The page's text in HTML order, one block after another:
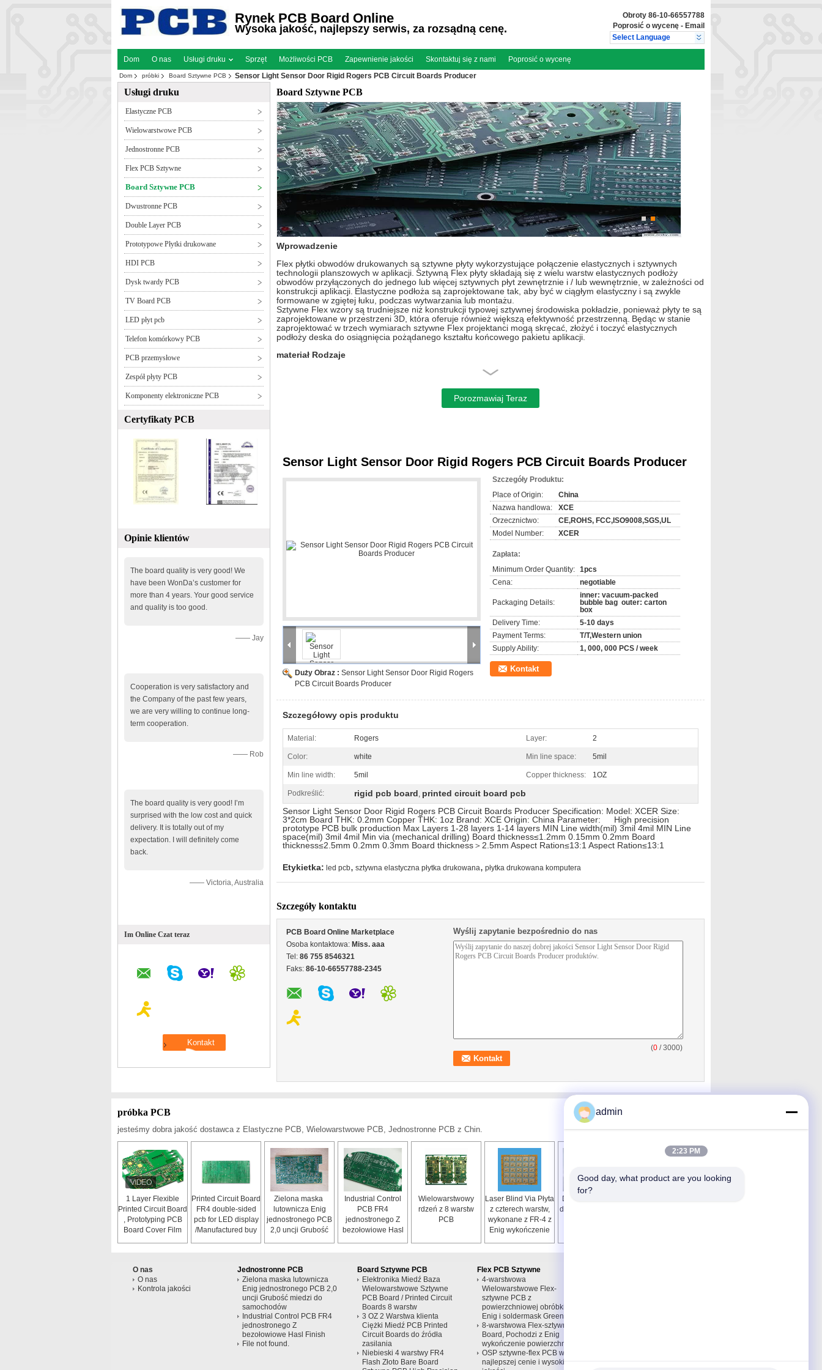
Rynek PCB Board Online
Wysoka jakość, najlepszy serwis, za rozsądną cenę.
Obroty 86-10-66557788
Poprosić o wycenę - Email
Select Language
Dom O nas Usługi druku Sprzęt Możliwości PCB Zapewnienie jakości Skontaktuj się z nami Poprosić o wycenę
Dom próbki Board Sztywne PCB Sensor Light Sensor Door Rigid Rogers PCB Circuit Boards Producer
Usługi druku
Elastyczne PCB
Wielowarstwowe PCB
Jednostronne PCB
Flex PCB Sztywne
Board Sztywne PCB
Dwustronne PCB
Double Layer PCB
Prototypowe Płytki drukowane
HDI PCB
Dysk twardy PCB
TV Board PCB
LED płyt pcb
Telefon komórkowy PCB
PCB przemysłowe
Zespół płyty PCB
Komponenty elektroniczne PCB
Certyfikaty PCB
Opinie klientów
The board quality is very good! We
have been WonDa’s customer for
more than 4 years. Your good service
and quality is too good.
—— Jay
Cooperation is very satisfactory and
the Company of the past few years,
we are very willing to continue long-
term cooperation.
—— Rob
The board quality is very good! I’m
surprised with the low cost and quick
delivery. It is totally out of my
expectation. I will definitely come
back.
—— Victoria, Australia
Im Online Czat teraz
Board Sztywne PCB
Wprowadzenie
Flex płytki obwodów drukowanych są sztywne płyty wykorzystujące połączenie elastycznych i sztywnych
technologii planszowych w aplikacji. Sztywną Flex płyty składają się z wielu warstw elastycznych podłoży
obwodów przyłączonych do jednego lub więcej sztywnych płyt zewnętrznie i / lub wewnętrznie, w zależności od
konstrukcji aplikacji. Elastyczne podłoża są zaprojektowane tak, aby być w ciągłym elastyczny i są zwykle
formowane w zgiętej łuku, podczas wytwarzania lub montażu.
Sztywne Flex wzory są trudniejsze niż konstrukcji typowej sztywnej środowiska pokładzie, ponieważ płyty te są
zaprojektowane w przestrzeni 3D, która oferuje również większą efektywność przestrzenną. Będąc w stanie
zaprojektować w trzech wymiarach sztywne Flex projektanci mogą skręcać, złożyć i toczyć elastycznych
podłoży deska do osiągnięcia pożądanego kształtu końcowego pakietu aplikacji.
materiał Rodzaje
FR-4, CEM-1, CEM-3, IMS, High TG, High Frequency, Halogen Free, aluminiowa podstawa, podstawa
HASL (LF), złota Flash, Enig, OSP (bezołowiowe zgodny), atrament węgla,
dobra w przezwyciężaniu problemów przestrzeń i waga z przestrzennymi stopni swobody.
sztywnego elastycznego PCB fazie projektowania powróci znaczące korzyści.
PCB fałszerz jest zaangażowana na wczesnym etapie procesu projektowania w celu zapewnienia
projektowania i Fab porcje są zarówno w koordynacji oraz uwzględnienie końcowych wariacji produktu.
Sztywna Flex faza produkcji jest również bardziej skomplikowane i czasochłonne niż sztywnej płycie produkcji.
Wszystkie elastyczne elementy sztywnego elastycznego montażu mają zupełnie różne procesy obsługi,
Podanie
samochodowe i wysokiej klasy elektroniki użytkowej, ect.a
Sensor Light Sensor Door Rigid Rogers PCB Circuit Boards Producer
Duży Obraz : Sensor Light Sensor Door Rigid Rogers
PCB Circuit Boards Producer
Szczegóły Produktu:
Place of Origin:
China
Nazwa handlowa:
XCE
Orzecznictwo:
CE,ROHS, FCC,ISO9008,SGS,UL
Model Number:
XCER
Zapłata:
Minimum Order Quantity: 1pcs
Cena:
negotiable
Packaging Details:
inner: vacuum-packed
bubble bag outer: carton
box
Delivery Time:
5-10 days
Payment Terms:
T/T,Western union
Supply Ability:
1, 000, 000 PCS / week
Kontakt
Szczegółowy opis produktu
Material: Rogers Layer: 2
Color: white Min line space: 5mil
Min line width: 5mil Copper thickness: 1OZ
Podkreślić: rigid pcb board, printed circuit board pcb
Sensor Light Sensor Door Rigid Rogers PCB Circuit Boards Producer Specification: Model: XCER Size:
3*2cm Board THK: 0.2mm Copper THK: 1oz Brand: XCE Origin: China Parameter: High precision
prototype PCB bulk production Max Layers 1-28 layers 1-14 layers MIN Line width(mil) 3mil 4mil MIN Line
space(mil) 3mil 4mil Min via (mechanical drilling) Board thickness≤1.2mm 0.15mm 0.2mm Board
thickness≤2.5mm 0.2mm 0.3mm Board thickness＞2.5mm Aspect Ration≤13:1 Aspect Ration≤13:1
Etykietka: led pcb, sztywna elastyczna płytka drukowana, płytka drukowana komputera
Szczegóły kontaktu
PCB Board Online Marketplace
Osoba kontaktowa: Miss. aaa
Tel: 86 755 8546321
Faks: 86-10-66557788-2345
Wyślij zapytanie bezpośrednio do nas
(0 / 3000)
próbka PCB
jesteśmy dobra jakość dostawca z Elastyczne PCB, Wielowarstwowe PCB, Jednostronne PCB z Chin.
1 Layer Flexible
Printed Circuit Board
, Prototyping PCB
Board Cover Film
Printed Circuit Board
FR4 double-sided
pcb for LED display
/Manufactured buy
Zielona maska ​​
lutownicza Enig
jednostronego PCB
2,0 uncji Grubość
Industrial Control
PCB FR4
jednostronego Z
bezołowiowe Hasl
Wielowarstwowy
rdzeń z 8 warstw
PCB
Laser Blind Via Płyta
z czterech warstw,
wykonane z FR-4 z
Enig wykończenie
Double Layer LED
do oświetlania płytki
O nas
O nas
Kontrola jakości
Jednostronne PCB
Zielona maska ​​lutownicza
Enig jednostronego PCB 2,0
uncji Grubość miedzi do
samochodów
Industrial Control PCB FR4
jednostronego Z
bezołowiowe Hasl Finish
File not found.
Board Sztywne PCB
Elektronika Miedź Baza
Wielowarstwowe Sztywne
PCB Board / Printed Circuit
Boards 8 warstw
3 OZ 2 Warstwa klienta
Ciężki Miedź PCB Printed
Circuit Boards do źródła
zasilania
Niebieski 4 warstwy FR4
Flash Złoto Bare Board
Flex PCB Sztywne
4-warstwowa
Wielowarstwowe Flex-
sztywne PCB z
powierzchniowej obróbki
Enig i soldermask Greena
8-warstwowa Flex-sztywne
Board, Pochodzi z Enig
wykończenie powierzchni
OSP sztywne-flex PCB w
najlepszej cenie i wysokiej
admin
2:23 PM
Good day, what product are you looking
for?